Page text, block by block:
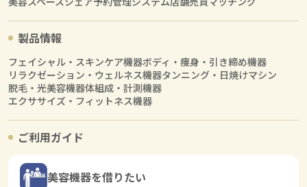
製品情報
フェイシャル・スキンケア機器ボディ・痩身・引き締め機器
リラクゼーション・ウェルネス機器タンニング・日焼けマシン
脱毛・光美容機器体組成・計測機器
エクササイズ・フィットネス機器
ご利用ガイド
美容機器を借りたい